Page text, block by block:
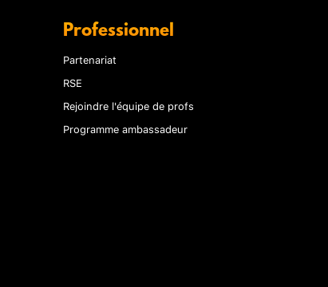
Professionnel
Partenariat
RSE
Rejoindre l'équipe de profs
Programme ambassadeur